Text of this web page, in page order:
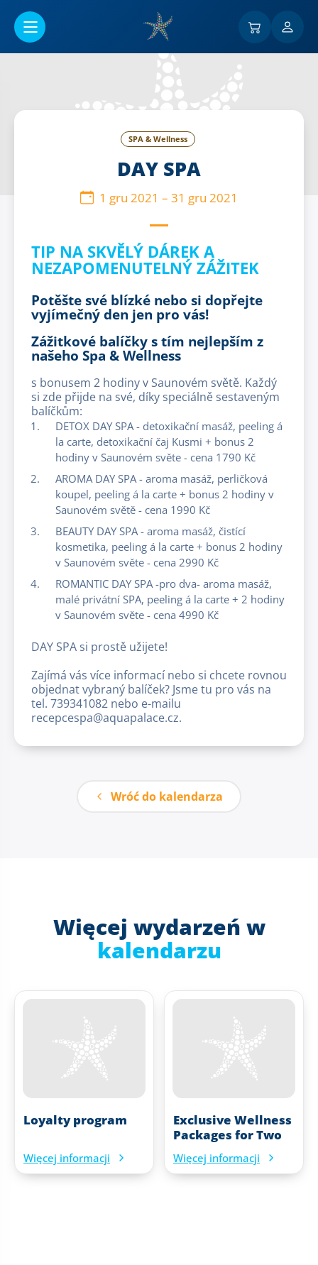
SPA & Wellness
DAY SPA
1 gru 2021 – 31 gru 2021
TIP NA SKVĚLÝ DÁREK A
NEZAPOMENUTELNÝ ZÁŽITEK
Potěšte své blízké nebo si dopřejte
vyjímečný den jen pro vás!
Zážitkové balíčky s tím nejlepším z
našeho Spa & Wellness
s bonusem 2 hodiny v Saunovém světě. Každý
si zde přijde na své, díky speciálně sestaveným
balíčkům:
DETOX DAY SPA - detoxikační masáž, peeling á
la carte, detoxikační čaj Kusmi + bonus 2
hodiny v Saunovém světe - cena 1790 Kč
AROMA DAY SPA - aroma masáž, perličková
koupel, peeling á la carte + bonus 2 hodiny v
Saunovém světě - cena 1990 Kč
BEAUTY DAY SPA - aroma masáž, čistící
kosmetika, peeling á la carte + bonus 2 hodiny
v Saunovém světe - cena 2990 Kč
ROMANTIC DAY SPA -pro dva- aroma masáž,
malé privátní SPA, peeling á la carte + 2 hodiny
v Saunovém světe - cena 4990 Kč
DAY SPA si prostě užijete!
Zajímá vás více informací nebo si chcete rovnou
objednat vybraný balíček? Jsme tu pro vás na
tel. 739341082 nebo e-mailu
recepcespa@aquapalace.cz.
Wróć do kalendarza
Więcej wydarzeń w
kalendarzu
Loyalty program
Więcej informacji
Exclusive Wellness
Packages for Two
Więcej informacji